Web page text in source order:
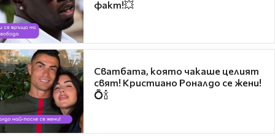
факт!💥
Сватбата, която чакаше целият
свят! Кристиано Роналдо се жени!
💍🍾